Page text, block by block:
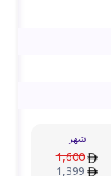
شهر
1,600